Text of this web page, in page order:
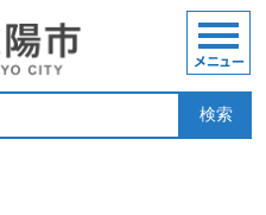
検索
メニュー